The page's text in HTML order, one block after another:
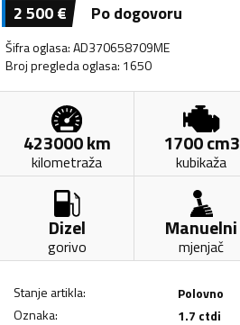
2 500€ Po dogovoru
Šifra oglasa:AD370658709ME
Broj pregleda oglasa: 1650
423000km
kilometraža
1700cm3
kubikaža
Dizel
gorivo
Manuelni
mjenjač
Stanje artikla:
Polovno
Oznaka:
1.7 ctdi